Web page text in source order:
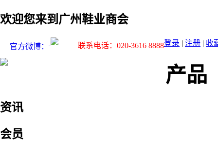
欢迎您来到广州鞋业商会
官方微博： 联系电话：020-3616 8888登录 | 注册 | 收
产品
资讯
会员